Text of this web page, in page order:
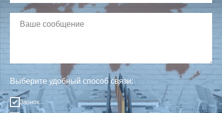
Выберите удобный способ связи:
Звонок